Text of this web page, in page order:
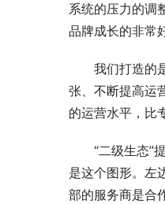
系统的压力的调
品牌成长的非常
我们打造的
张、不断提高运
的运营水平，比
“二级生态”
是这个图形。左
部的服务商是合